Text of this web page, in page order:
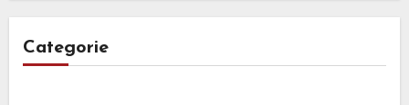
Categorie